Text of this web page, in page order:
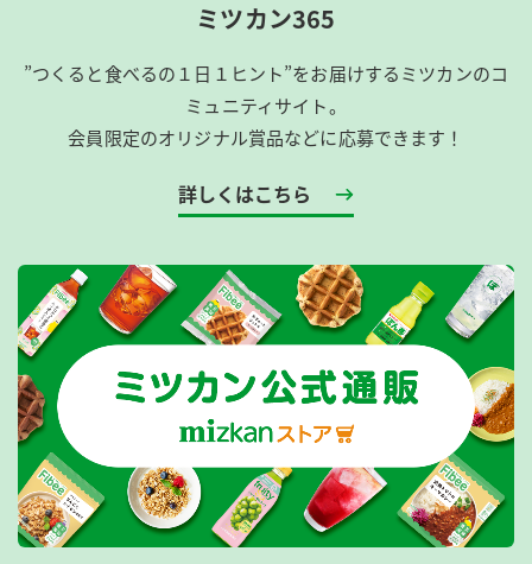
ミツカン365
”つくると食べるの１日１ヒント”をお届けするミツカンのコ
ミュニティサイト。
会員限定のオリジナル賞品などに応募できます！
詳しくはこちら